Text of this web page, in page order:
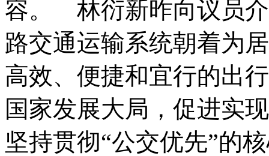
容。 林衍新昨向议员
路交通运输系统朝着为
高效、便捷和宜行的出
国家发展大局，促进实
坚持贯彻“公交优先”的